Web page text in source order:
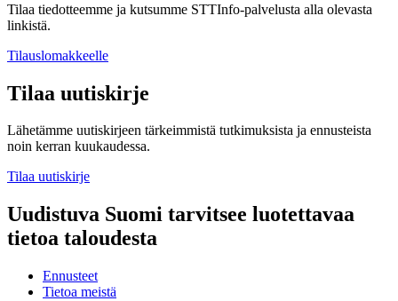
Tilaa tiedotteemme ja kutsumme STTInfo-palvelusta alla olevasta
linkistä.
Tilauslomakkeelle
Tilaa uutiskirje
Lähetämme uutiskirjeen tärkeimmistä tutkimuksista ja ennusteista
noin kerran kuukaudessa.
Tilaa uutiskirje
Uudistuva Suomi tarvitsee luotettavaa
tietoa taloudesta
Ennusteet
Tietoa meistä